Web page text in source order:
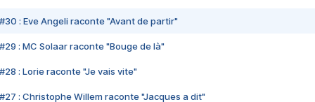
#30 : Eve Angeli raconte "Avant de partir"
#29 : MC Solaar raconte "Bouge de là"
#28 : Lorie raconte "Je vais vite"
#27 : Christophe Willem raconte "Jacques a dit"